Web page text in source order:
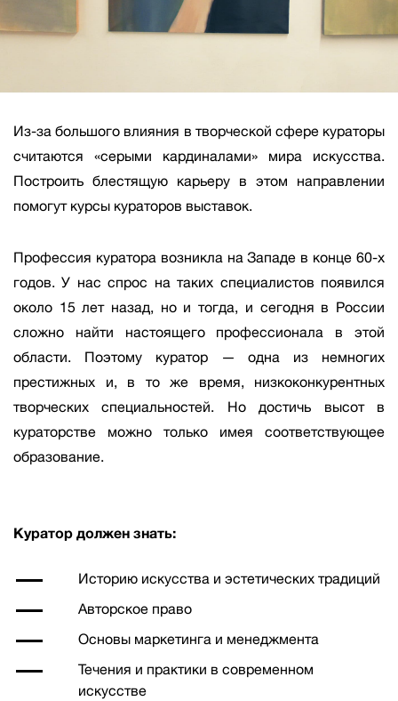
Из-за большого влияния в творческой сфере кураторы
считаются «серыми кардиналами» мира искусства.
Построить блестящую карьеру в этом направлении
помогут курсы кураторов выставок.
Профессия куратора возникла на Западе в конце 60-х
годов. У нас спрос на таких специалистов появился
около 15 лет назад, но и тогда, и сегодня в России
сложно найти настоящего профессионала в этой
области. Поэтому куратор — одна из немногих
престижных и, в то же время, низкоконкурентных
творческих специальностей. Но достичь высот в
кураторстве можно только имея соответствующее
образование.
Куратор должен знать:
Историю искусства и эстетических традиций
Авторское право
Основы маркетинга и менеджмента
Течения и практики в современном
искусстве